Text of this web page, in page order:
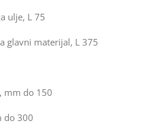
ulje, L 75
glavni materijal, L 375
mm do 150
do 300